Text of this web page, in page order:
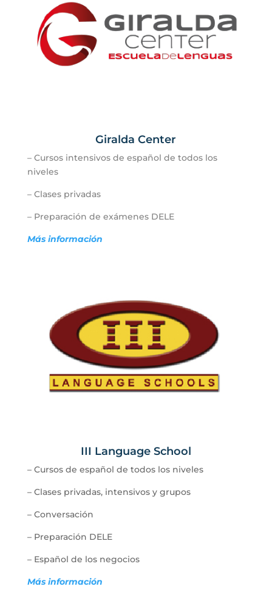
Giralda Center
– Cursos intensivos de español de todos los
niveles
– Clases privadas
– Preparación de exámenes DELE
Más información
III Language School
– Cursos de español de todos los niveles
– Clases privadas, intensivos y grupos
– Conversación
– Preparación DELE
– Español de los negocios
Más información